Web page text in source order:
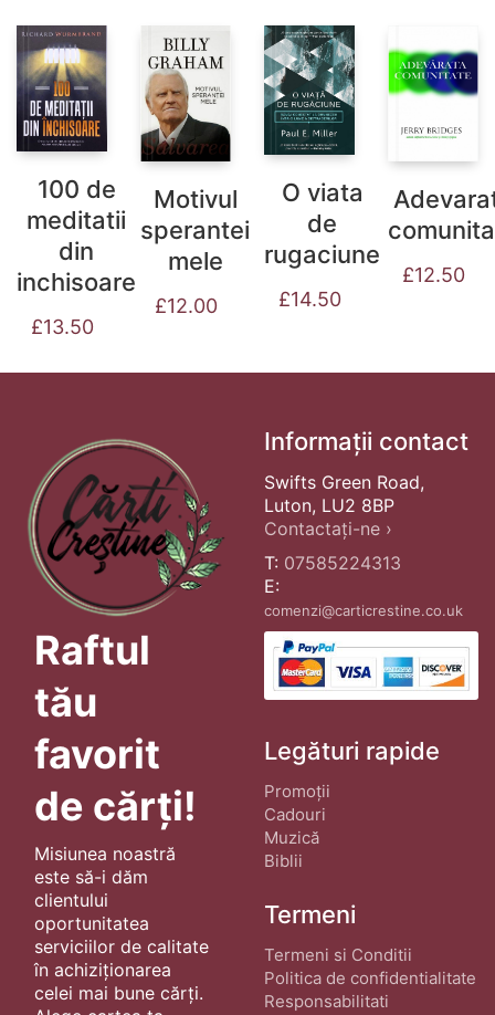
100 de
meditatii
din
inchisoare
£13.50
Motivul
sperantei
mele
£12.00
O viata
de
rugaciune
£14.50
£12.50
Raftul
tău
favorit
de cărți!
Misiunea noastră
este să-i dăm
clientului
oportunitatea
serviciilor de calitate
în achiziționarea
celei mai bune cărți.
Informații contact
Swifts Green Road,
Luton, LU2 8BP
Contactați-ne ›
T: 07585224313
E:
comenzi@carticrestine.co.uk
Legături rapide
Promoții
Cadouri
Muzică
Biblii
Termeni
Termeni si Conditii
Politica de confidentialitate
Responsabilitati